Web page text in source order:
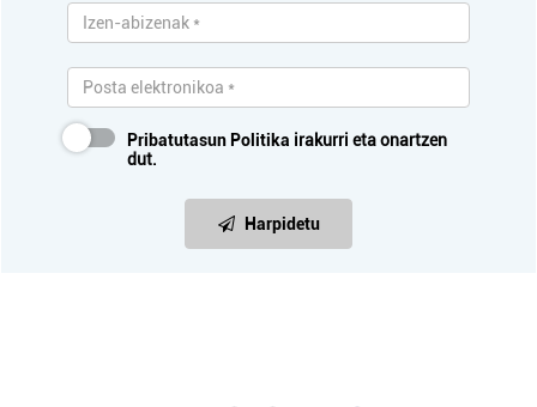
Pribatutasun Politika irakurri eta onartzen
dut.
Harpidetu